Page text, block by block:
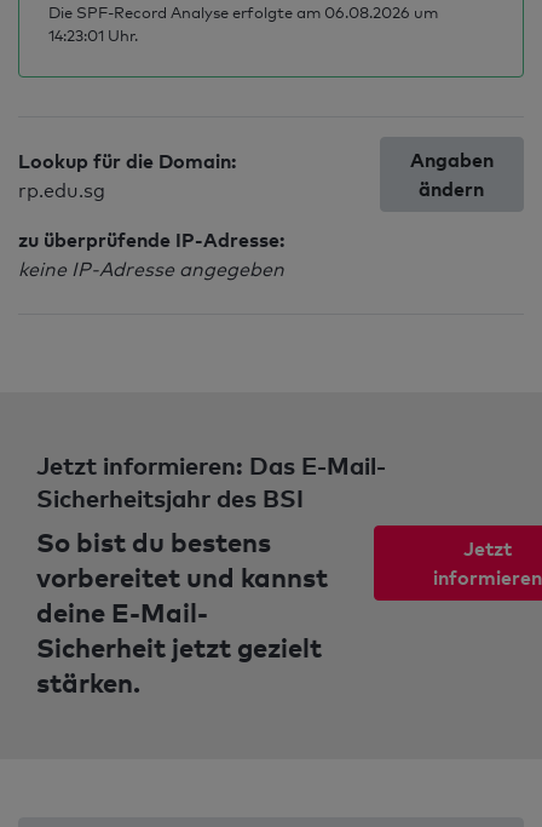
Die SPF-Record Analyse erfolgte am 06.08.2026 um
14:23:01 Uhr.
Lookup für die Domain:
rp.edu.sg
zu überprüfende IP-Adresse:
keine IP-Adresse angegeben
Angaben
ändern
Jetzt informieren: Das E-Mail-
Sicherheitsjahr des BSI
So bist du bestens
vorbereitet und kannst
deine E-Mail-
Sicherheit jetzt gezielt
stärken.
Jetzt
informieren